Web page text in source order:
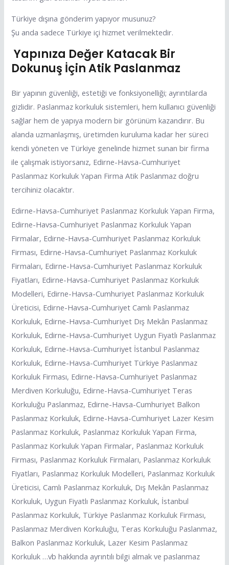
Türkiye dışına gönderim yapıyor musunuz?
Şu anda sadece Türkiye içi hizmet verilmektedir.
Yapınıza Değer Katacak Bir
Dokunuş İçin Atik Paslanmaz
Bir yapının güvenliği, estetiği ve fonksiyonelliği; ayrıntılarda
gizlidir. Paslanmaz korkuluk sistemleri, hem kullanıcı güvenliği
sağlar hem de yapıya modern bir görünüm kazandırır. Bu
alanda uzmanlaşmış, üretimden kuruluma kadar her süreci
kendi yöneten ve Türkiye genelinde hizmet sunan bir firma
ile çalışmak istiyorsanız, Edirne-Havsa-Cumhuriyet
Paslanmaz Korkuluk Yapan Firma Atik Paslanmaz doğru
tercihiniz olacaktır.
Edirne-Havsa-Cumhuriyet Paslanmaz Korkuluk Yapan Firma,
Edirne-Havsa-Cumhuriyet Paslanmaz Korkuluk Yapan
Firmalar, Edirne-Havsa-Cumhuriyet Paslanmaz Korkuluk
Firması, Edirne-Havsa-Cumhuriyet Paslanmaz Korkuluk
Firmaları, Edirne-Havsa-Cumhuriyet Paslanmaz Korkuluk
Fiyatları, Edirne-Havsa-Cumhuriyet Paslanmaz Korkuluk
Modelleri, Edirne-Havsa-Cumhuriyet Paslanmaz Korkuluk
Üreticisi, Edirne-Havsa-Cumhuriyet Camlı Paslanmaz
Korkuluk, Edirne-Havsa-Cumhuriyet Dış Mekân Paslanmaz
Korkuluk, Edirne-Havsa-Cumhuriyet Uygun Fiyatlı Paslanmaz
Korkuluk, Edirne-Havsa-Cumhuriyet İstanbul Paslanmaz
Korkuluk, Edirne-Havsa-Cumhuriyet Türkiye Paslanmaz
Korkuluk Firması, Edirne-Havsa-Cumhuriyet Paslanmaz
Merdiven Korkuluğu, Edirne-Havsa-Cumhuriyet Teras
Korkuluğu Paslanmaz, Edirne-Havsa-Cumhuriyet Balkon
Paslanmaz Korkuluk, Edirne-Havsa-Cumhuriyet Lazer Kesim
Paslanmaz Korkuluk, Paslanmaz Korkuluk Yapan Firma,
Paslanmaz Korkuluk Yapan Firmalar, Paslanmaz Korkuluk
Firması, Paslanmaz Korkuluk Firmaları, Paslanmaz Korkuluk
Fiyatları, Paslanmaz Korkuluk Modelleri, Paslanmaz Korkuluk
Üreticisi, Camlı Paslanmaz Korkuluk, Dış Mekân Paslanmaz
Korkuluk, Uygun Fiyatlı Paslanmaz Korkuluk, İstanbul
Paslanmaz Korkuluk, Türkiye Paslanmaz Korkuluk Firması,
Paslanmaz Merdiven Korkuluğu, Teras Korkuluğu Paslanmaz,
Balkon Paslanmaz Korkuluk, Lazer Kesim Paslanmaz
Korkuluk …vb hakkında ayrıntılı bilgi almak ve paslanmaz